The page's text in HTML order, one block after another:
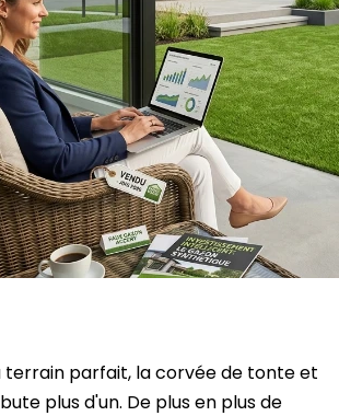
terrain parfait, la corvée de tonte et
plus d'un. De plus en plus de